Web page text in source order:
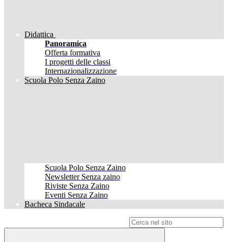
Didattica
Panoramica
Offerta formativa
I progetti delle classi
Internazionalizzazione
Scuola Polo Senza Zaino
Scuola Polo Senza Zaino
Newsletter Senza zaino
Riviste Senza Zaino
Eventi Senza Zaino
Bacheca Sindacale